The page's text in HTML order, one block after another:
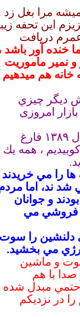
مرا بغل زد
اين تحفه
دريافت
خنده آور باشد
نمير ماموريت
خانه هم ميدهيم
ديگر چيزي
امروزی
من و رحمان هردو از پوهنتون كابل در سال ١٣٨٩ فارغ
، همه يك
ها را مي خريدند
شد ند، اما
و جوانان
فروشي مي
دلنشين را سوت
مي بخشيد.
و ماشين
با هم
حتمي مبدل شده
در نزديكم